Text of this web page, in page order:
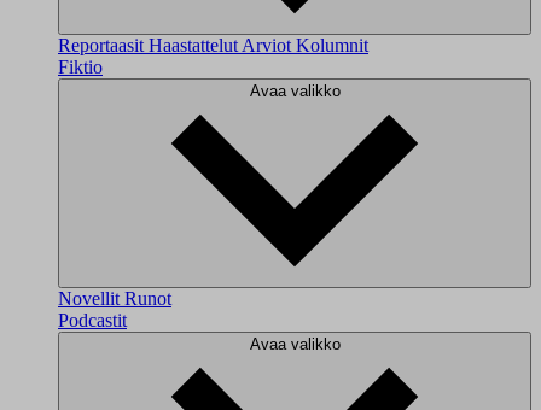
Reportaasit Haastattelut Arviot Kolumnit
Fiktio
Avaa valikko
Novellit Runot
Podcastit
Avaa valikko